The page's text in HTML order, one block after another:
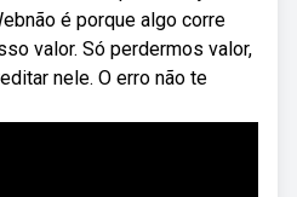
é porque algo corre
valor. Só perdermos valor,
nele. O erro não te